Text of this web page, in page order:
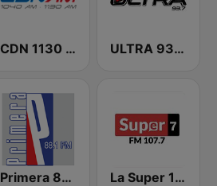
CDN 1130 AM ULTRA 93.7 FM
Primera 88.1 FM La Super 107.7 FM